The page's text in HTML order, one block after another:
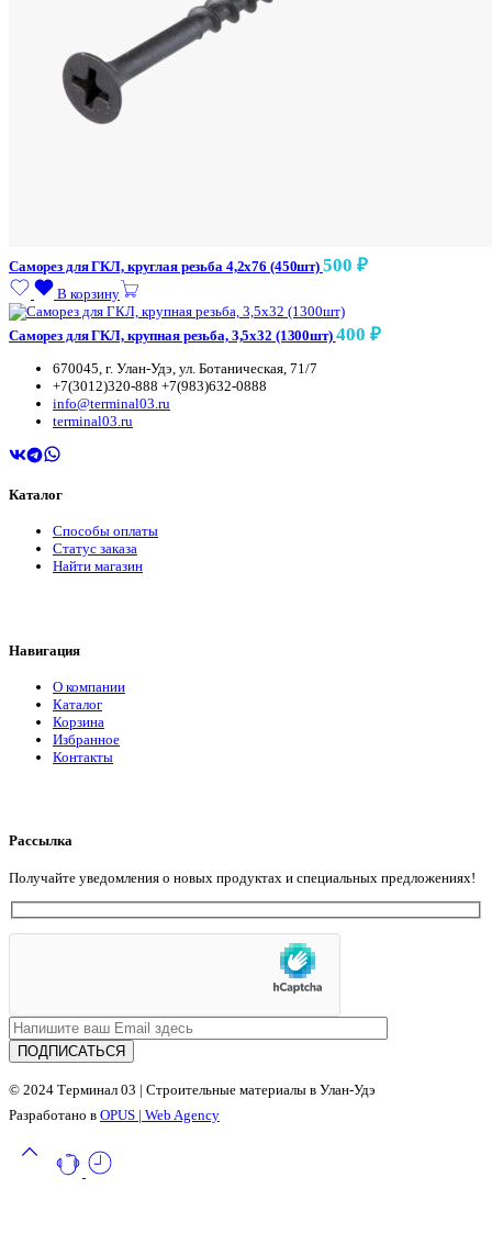
Саморез для ГКЛ, круглая резьба 4,2х76 (450шт) 500 ₽
В корзину
Саморез для ГКЛ, крупная резьба, 3,5х32 (1300шт) 400 ₽
670045, г. Улан-Удэ, ул. Ботаническая, 71/7
+7(3012)320-888 +7(983)632-0888
info@terminal03.ru
terminal03.ru
Каталог
Способы оплаты
Статус заказа
Найти магазин
Навигация
О компании
Каталог
Корзина
Избранное
Контакты
Рассылка
Получайте уведомления о новых продуктах и ​​специальных предложениях!
© 2024 Терминал 03 | Строительные материалы в Улан-Удэ
Разработано в OPUS | Web Agency